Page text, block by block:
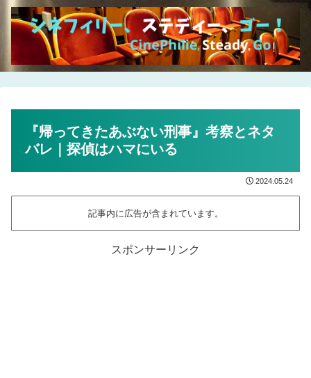
『帰ってきたあぶない刑事』考察とネタ
バレ｜探偵はハマにいる
2024.05.24
記事内に広告が含まれています。
スポンサーリンク